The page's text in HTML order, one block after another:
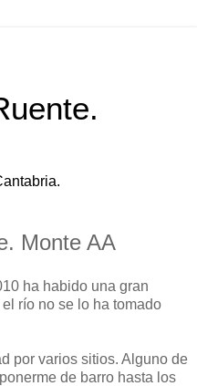
Monte AA
ha habido una gran
río no se lo ha tomado
por varios sitios. Alguno de
de barro hasta los